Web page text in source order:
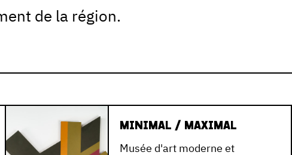
de la région.
MINIMAL / MAXIMAL
Musée d'art moderne et